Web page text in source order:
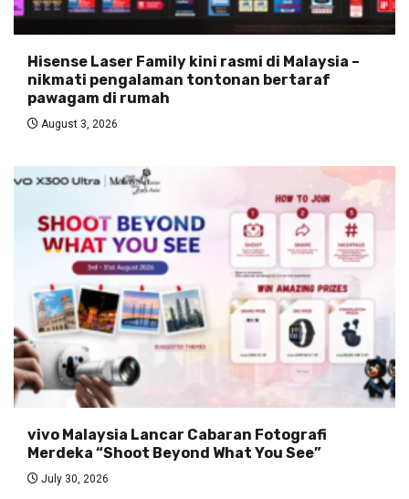
Hisense Laser Family kini rasmi di Malaysia –
nikmati pengalaman tontonan bertaraf
pawagam di rumah
August 3, 2026
vivo Malaysia Lancar Cabaran Fotografi
Merdeka “Shoot Beyond What You See”
July 30, 2026